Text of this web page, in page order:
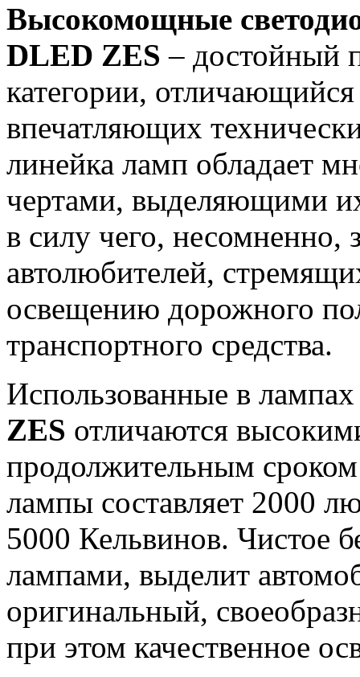
Высокомощные
DLED ZES – достойный
категории,
впечатляющих
линейка ламп обладает
чертами, выделяющими
в силу чего, несомненно,
автолюбителей,
освещению дорожного
транспортного средства.
Использованные в
ZES отличаются
продолжительным
лампы составляет 2000
5000 Кельвинов. Чистое
лампами, выделит
оригинальный,
при этом качественное